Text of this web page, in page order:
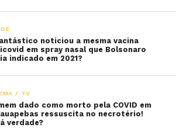
noticiou a mesma vacina
em spray nasal que Bolsonaro
indicado em 2021?
/ TV
dado como morto pela COVID em
ressuscita no necrotério!
verdade?